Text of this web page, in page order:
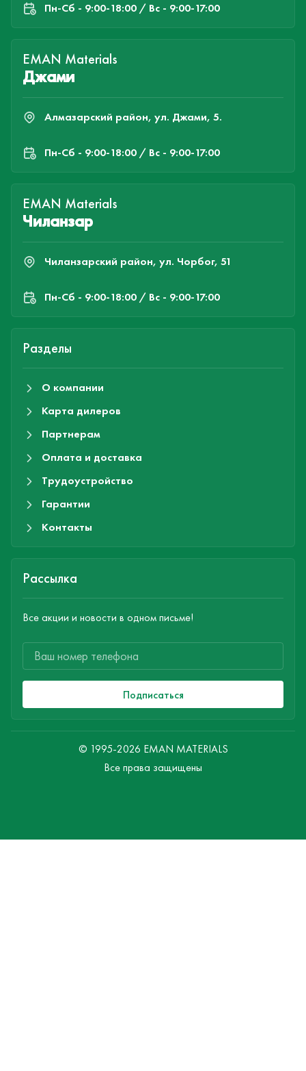
Пн-Cб - 9:00-18:00 / Вс - 9:00-17:00
EMAN Materials
Джами
Алмазарский район, ул. Джами, 5.
Пн-Cб - 9:00-18:00 / Вс - 9:00-17:00
EMAN Materials
Чиланзар
Чиланзарский район, ул. Чорбог, 51
Пн-Cб - 9:00-18:00 / Вс - 9:00-17:00
Разделы
О компании
Карта дилеров
Партнерам
Оплата и доставка
Трудоустройство
Гарантии
Контакты
Рассылка
Все акции и новости в одном письме!
Подписаться
© 1995-2026 EMAN MATERIALS
Все права защищены